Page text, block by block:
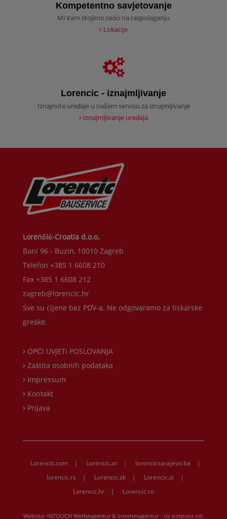
Kompetentno savjetovanje
Mi Vam stojimo rado na raspolaganju
Lokacije
Lorencic - iznajmljivanje
Iznajmite uređaje u našem servisu za iznajmljivanje
Iznajmljivanje uređaja
Lorenčić-Croatia d.o.o.
Bani 96 - Buzin, 10010 Zagreb
Telefon +385 1 6608 210
Fax +385 1 6608 212
zagreb@lorencic.hr
Sve su cijene bez PDV-a. Ne odgovaramo za tiskarske
greške.
OPĆI UVJETI POSLOVANJA
Zaštita osobnih podataka
Impressum
Kontakt
Prijava
Lorencic.com | Lorencic.at | lorencicsarajevo.ba
|
lorencic.rs
| Lorencic.sk | Lorencic.si
|
Lorencic.hr
| Lorencic.ro
Website: INTOUCH Werbeagentur & Internetagentur- Uz potporu od: